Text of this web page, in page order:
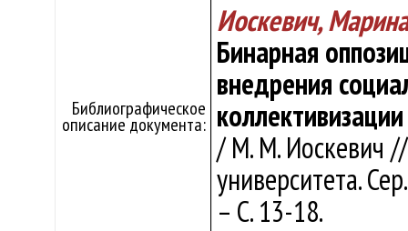
Библиографическое
описание документа:
Иоскевич,
Бинарная
внедрения
коллективизации
/ М. М. Иоскевич //
университета.
– С. 13-18.